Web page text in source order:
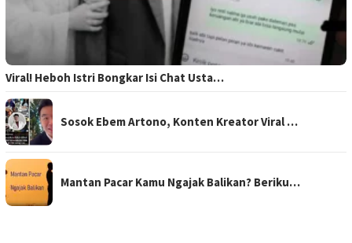
Viral! Heboh Istri Bongkar Isi Chat Usta…
Sosok Ebem Artono, Konten Kreator Viral …
Mantan Pacar Kamu Ngajak Balikan? Beriku…